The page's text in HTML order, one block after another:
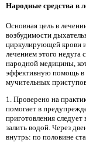
Народные средства в
Основная цель в
возбудимости
циркулирующей крови
лечением этого
народной медицины,
эффективную помощь в
мучительных
1. Проверено на
помогает в
приготовления
залить водой. Через
внутрь: по половине